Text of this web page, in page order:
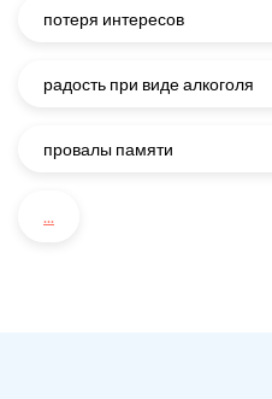
потеря интересов
радость при виде алкоголя
провалы памяти
...